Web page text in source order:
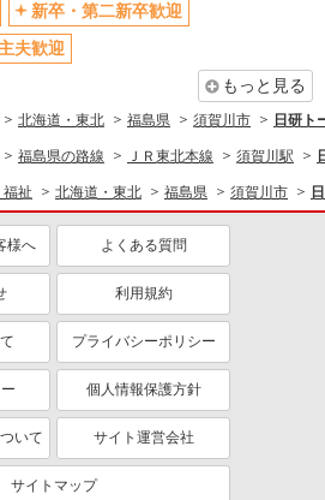
新卒・第二新卒歓迎
夫歓迎
もっと見る
北海道・東北 福島県 須賀川市 日研ト
福島県の路線 ＪＲ東北本線 須賀川駅
福祉 北海道・東北 福島県 須賀川市
様へ よくある質問
利用規約
プライバシーポリシー
個人情報保護方針
いて サイト運営会社
サイトマップ